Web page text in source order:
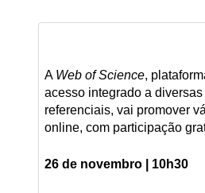
A Web of Science,
acesso integrado a
referenciais, vai promover
online, com participação
26 de novembro | 10h30